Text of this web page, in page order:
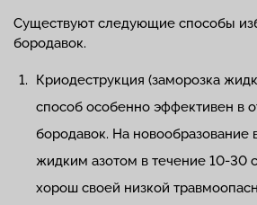
Существуют следующие способы
бородавок.
Криодеструкция (заморозка
способ особенно эффективен в
бородавок. На новообразование
жидким азотом в течение 10-30
хорош своей низкой